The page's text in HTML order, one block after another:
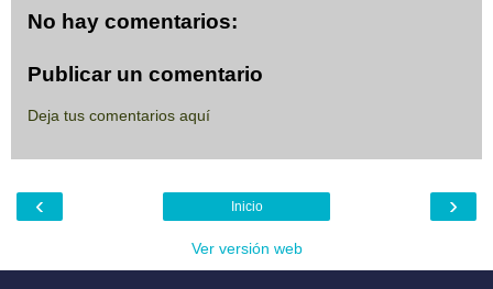
No hay comentarios:
Publicar un comentario
Deja tus comentarios aquí
‹ ›
Inicio
Ver versión web